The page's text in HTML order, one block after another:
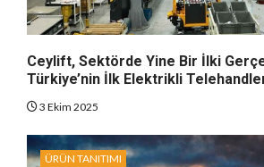
Ceylift, Sektörde Yine Bir İlki
Türkiye’nin İlk Elektrikli
3 Ekim 2025
ÜRÜN TANITIMI